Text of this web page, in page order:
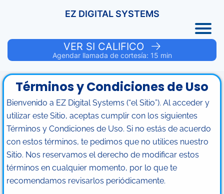
EZ DIGITAL SYSTEMS
VER SI CALIFICO
Agendar llamada de cortesía: 15 min
Términos y Condiciones de Uso
Bienvenido a EZ Digital Systems (“el Sitio”). Al acceder y
utilizar este Sitio, aceptas cumplir con los siguientes
Términos y Condiciones de Uso. Si no estás de acuerdo
con estos términos, te pedimos que no utilices nuestro
Sitio. Nos reservamos el derecho de modificar estos
términos en cualquier momento, por lo que te
recomendamos revisarlos periódicamente.